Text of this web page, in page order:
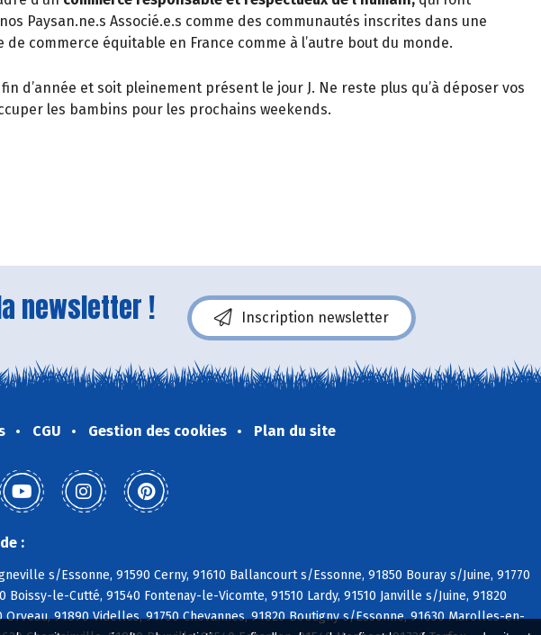
Paysan.ne.s Associé.e.s comme des communautés inscrites dans une
de commerce équitable en France comme à l’autre bout du monde.
d’année et soit pleinement présent le jour J. Ne reste plus qu’à déposer vos
les bambins pour les prochains weekends.
newsletter ! Inscription newsletter
CGU Gestion des cookies Plan du site
:
s/Essonne, 91590 Cerny, 91610 Ballancourt s/Essonne, 91850 Bouray s/Juine, 91770
le-Cutté, 91540 Fontenay-le-Vicomte, 91510 Lardy, 91510 Janville s/Juine, 91820
91890 Videlles, 91750 Chevannes, 91820 Boutigny s/Essonne, 91630 Marolles-en-